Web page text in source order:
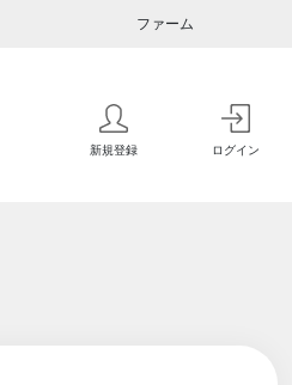
ファーム
新規登録 ログイン